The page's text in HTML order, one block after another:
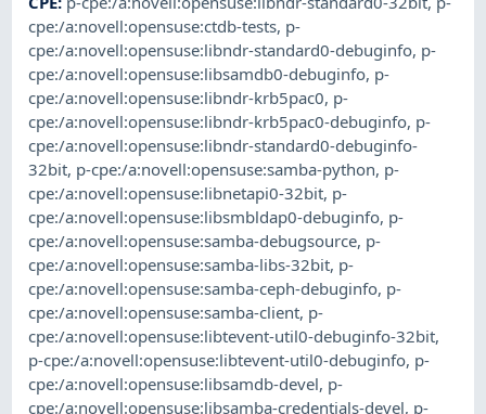
cpe:/a:novell:opensuse:ctdb-tests, p-
cpe:/a:novell:opensuse:libndr-standard0-debuginfo, p-
cpe:/a:novell:opensuse:libsamdb0-debuginfo, p-
cpe:/a:novell:opensuse:libndr-krb5pac0, p-
cpe:/a:novell:opensuse:libndr-krb5pac0-debuginfo, p-
cpe:/a:novell:opensuse:libndr-standard0-debuginfo-
32bit, p-cpe:/a:novell:opensuse:samba-python, p-
cpe:/a:novell:opensuse:libnetapi0-32bit, p-
cpe:/a:novell:opensuse:libsmbldap0-debuginfo, p-
cpe:/a:novell:opensuse:samba-debugsource, p-
cpe:/a:novell:opensuse:samba-libs-32bit, p-
cpe:/a:novell:opensuse:samba-ceph-debuginfo, p-
cpe:/a:novell:opensuse:samba-client, p-
cpe:/a:novell:opensuse:libtevent-util0-debuginfo-32bit,
p-cpe:/a:novell:opensuse:libtevent-util0-debuginfo, p-
cpe:/a:novell:opensuse:libsamdb-devel, p-
cpe:/a:novell:opensuse:libsamba-credentials-devel, p-